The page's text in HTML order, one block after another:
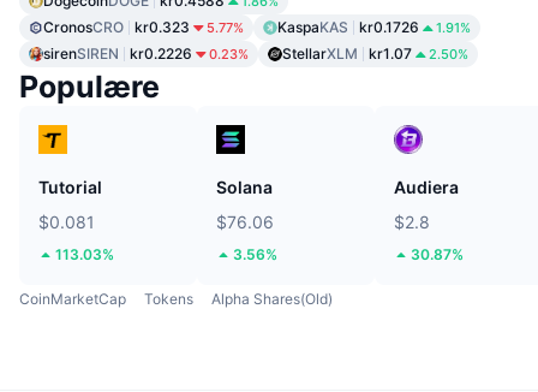
CronosCRO kr0.323 5.77% KaspaKAS kr0.1726 1.91%
sirenSIREN kr0.2226 0.23% StellarXLM kr1.07 2.50%
Populære
Tutorial
$0.081
113.03%
Solana
$76.06
3.56%
Audiera
$2.8
30.87%
CoinMarketCap Tokens Alpha Shares(Old)